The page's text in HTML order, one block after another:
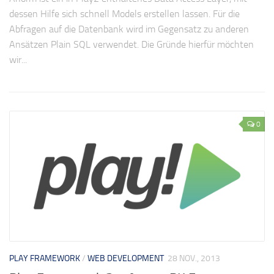
dessen Hilfe sich schnell Models erstellen lassen. Für die
Abfragen auf die Datenbank wird im Gegensatz zu anderen
Ansätzen Plain SQL verwendet. Die Gründe hierfür möchten
wir...
0
PLAY FRAMEWORK/ WEB DEVELOPMENT 28 NOV., 2013